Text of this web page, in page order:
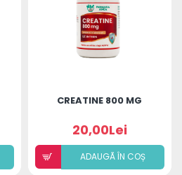
CREATINE 800 MG
20,00Lei
ADAUGÃ ÎN COȘ